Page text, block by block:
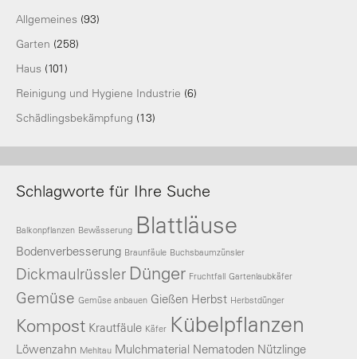
Allgemeines (93)
Garten (258)
Haus (101)
Reinigung und Hygiene Industrie (6)
Schädlingsbekämpfung (13)
Schlagworte für Ihre Suche
Balkonpflanzen Bewässerung Blattläuse
Bodenverbesserung Braunfäule Buchsbaumzünsler
Dickmaulrüssler Dünger Fruchtfall Gartenlaubkäfer
Gemüse Gemüse anbauen Gießen Herbst Herbstdünger
Kompost Krautfäule Käfer Kübelpflanzen
Löwenzahn Mehltau Mulchmaterial Nematoden Nützlinge